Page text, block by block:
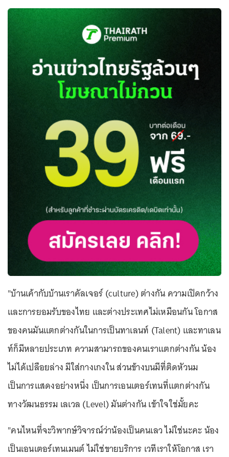
"บ้านเค้ากับบ้านเราคัลเจอร์ (culture) ต่างกัน ความเปิดกว้าง
และการยอมรับของไทย และต่างประเทศไม่เหมือนกัน โอกาส
ของคนมันแตกต่างกันในการเป็นทาเลนท์ (Talent) และทาเลน
ท์ก็มีหลายประเภท ความสามารถของคนเราแตกต่างกัน น้อง
ไม่ได้เปลือยล่าง มีใส่กางเกงใน ส่วนข้างบนมีที่ติดหัวนม
เป็นการแสดงอย่างหนึ่ง เป็นการเอนเตอร์เทนที่แตกต่างกัน
ทางวัฒนธรรม เลเวล (Level) มันต่างกัน เข้าใจใช่มั้ยคะ
"คนไหนที่จะวิพากษ์วิจารณ์ว่าน้องเป็นคนเลว ไม่ใช่นะคะ น้อง
เป็นเอนเตอร์เทนเมนต์ ไม่ใช่ขายบริการ เวทีเราให้โอกาส เรา